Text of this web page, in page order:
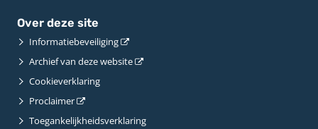
Over deze site
Informatiebeveiliging
Archief van deze website
Cookieverklaring
Proclaimer
Toegankelijkheidsverklaring